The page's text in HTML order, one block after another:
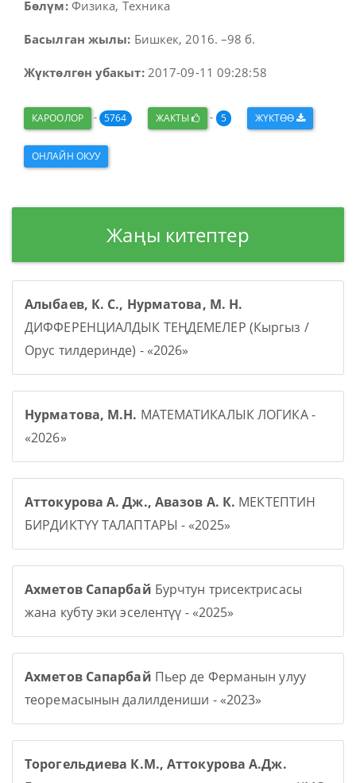
Бөлүм:Физика, Техника
Басылган жылы: Бишкек, 2016. –98 б.
Жүктөлгөн убакыт:2017-09-11 09:28:58
КАРООЛОР - 5764 ЖАКТЫ - 5 ЖҮКТӨӨ
ОНЛАЙН ОКУУ
Жаңы китептер
Алыбаев, К. С., Нурматова, М. Н.
ДИФФЕРЕНЦИАЛДЫК ТЕҢДЕМЕЛЕР (Кыргыз /
Орус тилдеринде) - «2026»
Нурматова, М.Н. МАТЕМАТИКАЛЫК ЛОГИКА -
«2026»
Аттокурова А. Дж., Авазов А. К. МЕКТЕПТИН
БИРДИКТҮҮ ТАЛАПТАРЫ - «2025»
Ахметов Сапарбай Бурчтун трисектрисасы
жана кубту эки эселентүү - «2025»
Ахметов Сапарбай Пьер де Ферманын улуу
теоремасынын далилдениши - «2023»
Торогельдиева К.М., Аттокурова А.Дж.